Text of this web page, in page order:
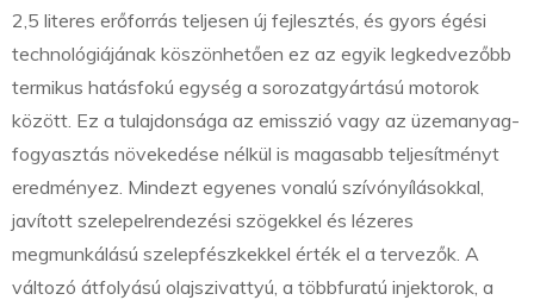
2,5 literes erőforrás teljesen új fejlesztés, és gyors égési
technológiájának köszönhetően ez az egyik legkedvezőbb
termikus hatásfokú egység a sorozatgyártású motorok
között. Ez a tulajdonsága az emisszió vagy az üzemanyag-
fogyasztás növekedése nélkül is magasabb teljesítményt
eredményez. Mindezt egyenes vonalú szívónyílásokkal,
javított szelepelrendezési szögekkel és lézeres
megmunkálású szelepfészkekkel érték el a tervezők. A
változó átfolyású olajszivattyú, a többfuratú injektorok, a